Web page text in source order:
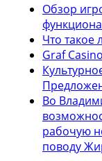
Обзор
Что такое
Graf
Во
рабочую
поводу